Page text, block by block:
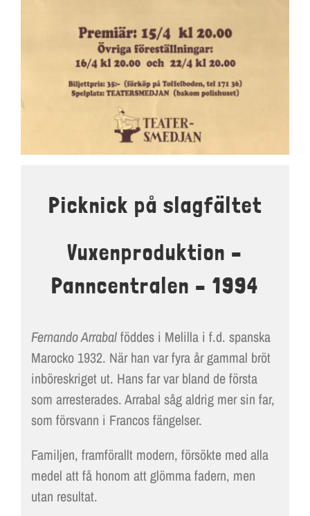
DOKUMENT
TEATERSMEDJAN PLAY
Picknick på slagfältet
Vuxenproduktion –
Panncentralen – 1994
Fernando Arrabalföddes i Melilla i f.d. spanska
Marocko 1932. När han var fyra år gammal bröt
inböreskriget ut. Hans far var bland de första
som arresterades. Arrabal såg aldrig mer sin far,
som försvann i Francos fängelser.
Familjen, framförallt modern, försökte med alla
medel att få honom att glömma fadern, men
utan resultat.